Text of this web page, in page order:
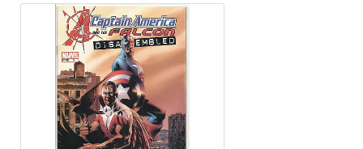
Böcker